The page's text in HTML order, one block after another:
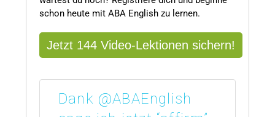
schon heute mit ABA English zu lernen.
Jetzt 144 Video-Lektionen sichern!
Dank @ABAEnglish